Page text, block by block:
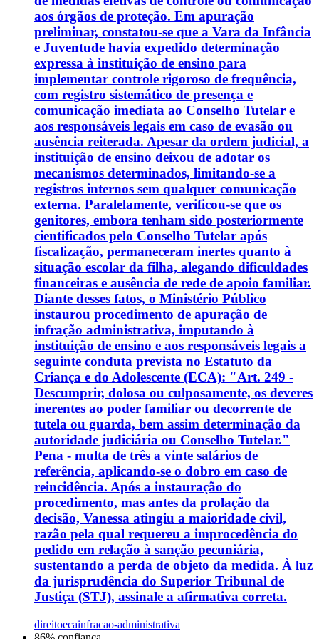
aos órgãos de proteção. Em apuração
preliminar, constatou-se que a Vara da Infância
e Juventude havia expedido determinação
expressa à instituição de ensino para
implementar controle rigoroso de frequência,
com registro sistemático de presença e
comunicação imediata ao Conselho Tutelar e
aos responsáveis legais em caso de evasão ou
ausência reiterada. Apesar da ordem judicial, a
instituição de ensino deixou de adotar os
mecanismos determinados, limitando-se a
registros internos sem qualquer comunicação
externa. Paralelamente, verificou-se que os
genitores, embora tenham sido posteriormente
cientificados pelo Conselho Tutelar após
fiscalização, permaneceram inertes quanto à
situação escolar da filha, alegando dificuldades
financeiras e ausência de rede de apoio familiar.
Diante desses fatos, o Ministério Público
instaurou procedimento de apuração de
infração administrativa, imputando à
instituição de ensino e aos responsáveis legais a
seguinte conduta prevista no Estatuto da
Criança e do Adolescente (ECA): "Art. 249 -
Descumprir, dolosa ou culposamente, os deveres
inerentes ao poder familiar ou decorrente de
tutela ou guarda, bem assim determinação da
autoridade judiciária ou Conselho Tutelar."
Pena - multa de três a vinte salários de
referência, aplicando-se o dobro em caso de
reincidência. Após a instauração do
procedimento, mas antes da prolação da
decisão, Vanessa atingiu a maioridade civil,
razão pela qual requereu a improcedência do
pedido em relação à sanção pecuniária,
sustentando a perda de objeto da medida. À luz
da jurisprudência do Superior Tribunal de
Justiça (STJ), assinale a afirmativa correta.
direitoecainfracao-administrativa